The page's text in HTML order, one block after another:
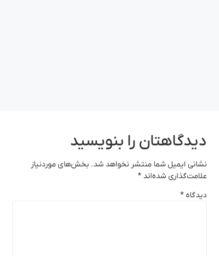
دیدگاهتان را بنویسید
نشانی ایمیل شما منتشر نخواهد شد. بخش‌های موردنیاز
علامت‌گذاری شده‌اند *
دیدگاه *